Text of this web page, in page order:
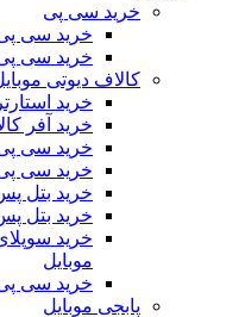
خرید سی پی
خرید سی پی
خرید سی پی
کالاف دیوتی
خرید
خرید آفر
خرید سی پی
خرید سی پی
خرید بتل
خرید بتل
خرید
موبایل
خرید سی پی
پابجی موبایل